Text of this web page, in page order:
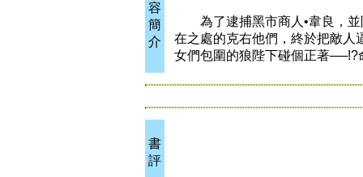
容
簡
介
為了逮捕黑市商人•韋良，並
在之處的克右他們，終於把敵人
女們包圍的狼陛下碰個正著──!?
書
評